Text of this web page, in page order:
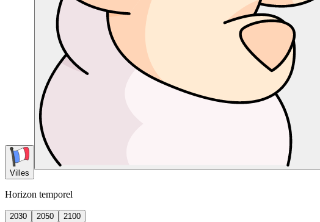
Villes
Horizon temporel
2030 2050
2100